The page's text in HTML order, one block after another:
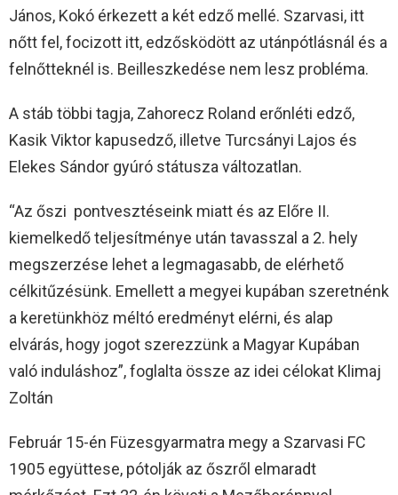
János, Kokó érkezett a két edző mellé. Szarvasi, itt
nőtt fel, focizott itt, edzősködött az utánpótlásnál és a
felnőtteknél is. Beilleszkedése nem lesz probléma.
A stáb többi tagja, Zahorecz Roland erőnléti edző,
Kasik Viktor kapusedző, illetve Turcsányi Lajos és
Elekes Sándor gyúró státusza változatlan.
“Az őszi pontvesztéseink miatt és az Előre II.
kiemelkedő teljesítménye után tavasszal a 2. hely
megszerzése lehet a legmagasabb, de elérhető
célkitűzésünk. Emellett a megyei kupában szeretnénk
a keretünkhöz méltó eredményt elérni, és alap
elvárás, hogy jogot szerezzünk a Magyar Kupában
való induláshoz”, foglalta össze az idei célokat Klimaj
Zoltán
Február 15-én Füzesgyarmatra megy a Szarvasi FC
1905 együttese, pótolják az őszről elmaradt